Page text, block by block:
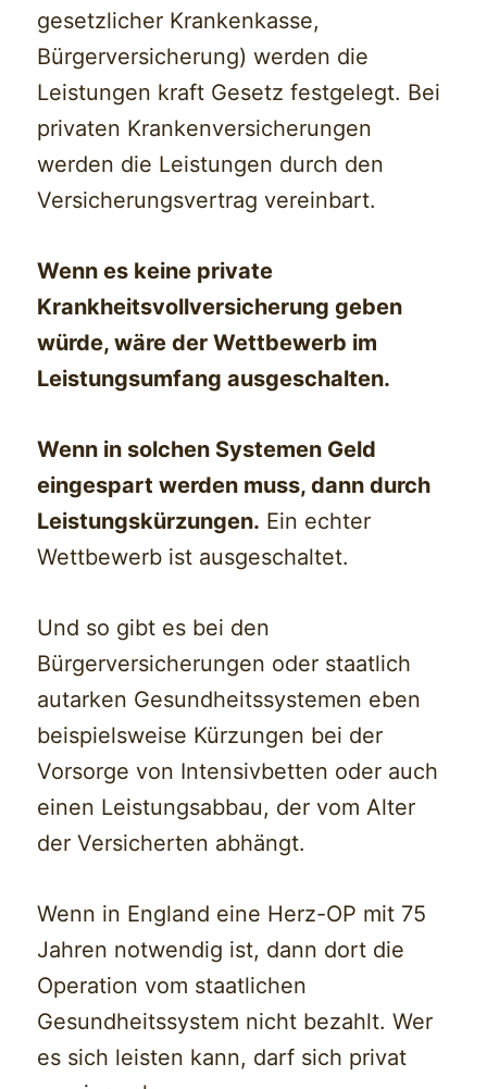
gesetzlicher Krankenkasse,
Bürgerversicherung) werden die
Leistungen kraft Gesetz festgelegt. Bei
privaten Krankenversicherungen
werden die Leistungen durch den
Versicherungsvertrag vereinbart.
Wenn es keine private
Krankheitsvollversicherung geben
würde, wäre der Wettbewerb im
Leistungsumfang ausgeschalten.
Wenn in solchen Systemen Geld
eingespart werden muss, dann durch
Leistungskürzungen. Ein echter
Wettbewerb ist ausgeschaltet.
Und so gibt es bei den
Bürgerversicherungen oder staatlich
autarken Gesundheitssystemen eben
beispielsweise Kürzungen bei der
Vorsorge von Intensivbetten oder auch
einen Leistungsabbau, der vom Alter
der Versicherten abhängt.
Wenn in England eine Herz-OP mit 75
Jahren notwendig ist, dann dort die
Operation vom staatlichen
Gesundheitssystem nicht bezahlt. Wer
es sich leisten kann, darf sich privat